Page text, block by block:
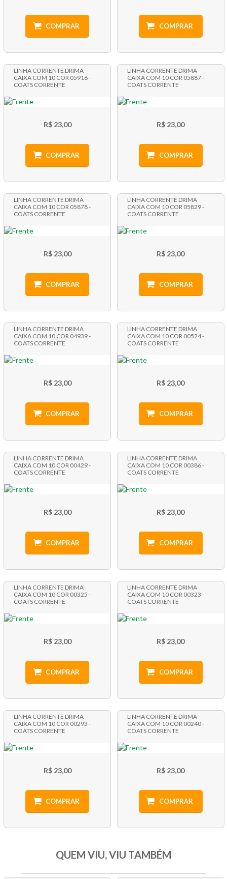
COMPRAR COMPRAR
LINHA CORRENTE DRIMA
CAIXA COM 10 COR 05916 -
COATS CORRENTE
R$ 23,00
COMPRAR
LINHA CORRENTE DRIMA
CAIXA COM 10 COR 05887 -
COATS CORRENTE
R$ 23,00
COMPRAR
LINHA CORRENTE DRIMA
CAIXA COM 10 COR 05878 -
COATS CORRENTE
R$ 23,00
COMPRAR
LINHA CORRENTE DRIMA
CAIXA COM 10 COR 05829 -
COATS CORRENTE
R$ 23,00
COMPRAR
LINHA CORRENTE DRIMA
CAIXA COM 10 COR 04939 -
COATS CORRENTE
R$ 23,00
COMPRAR
LINHA CORRENTE DRIMA
CAIXA COM 10 COR 00524 -
COATS CORRENTE
R$ 23,00
COMPRAR
LINHA CORRENTE DRIMA
CAIXA COM 10 COR 00429 -
COATS CORRENTE
R$ 23,00
COMPRAR
LINHA CORRENTE DRIMA
CAIXA COM 10 COR 00386 -
COATS CORRENTE
R$ 23,00
COMPRAR
LINHA CORRENTE DRIMA
CAIXA COM 10 COR 00325 -
COATS CORRENTE
R$ 23,00
COMPRAR
LINHA CORRENTE DRIMA
CAIXA COM 10 COR 00323 -
COATS CORRENTE
R$ 23,00
COMPRAR
LINHA CORRENTE DRIMA
CAIXA COM 10 COR 00293 -
COATS CORRENTE
R$ 23,00
COMPRAR
LINHA CORRENTE DRIMA
CAIXA COM 10 COR 00240 -
COATS CORRENTE
R$ 23,00
COMPRAR
QUEM VIU, VIU TAMBÉM